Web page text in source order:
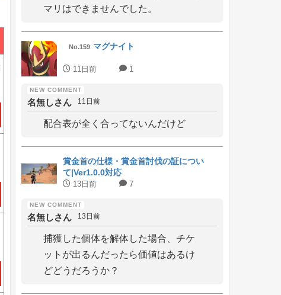
マリはできませんでした。
No.159 マグナイト
11日前 1
名無しさん 11日前
配合表が全く合ってないんだけど
賞金首の仕様・賞金首討伐の証につい
て|Ver1.0.0対応
13日前 7
名無しさん 13日前
捕獲した個体を解体した場合、チケ
ットが出るんだったら価値はあるけ
どどうだろうか？